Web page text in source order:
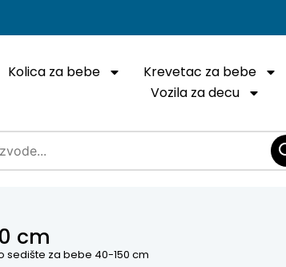
Kolica za bebe
Krevetac za bebe
Vozila za decu
cm
sedište za bebe 40-150 cm